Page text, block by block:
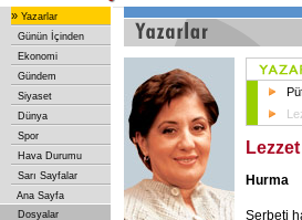
» Yazarlar
Günün İçinden
Ekonomi
Gündem
Siyaset
Dünya
Spor
Hava Durumu
Sarı Sayfalar
Ana Sayfa
Dosyalar
Hurma
Şerbeti